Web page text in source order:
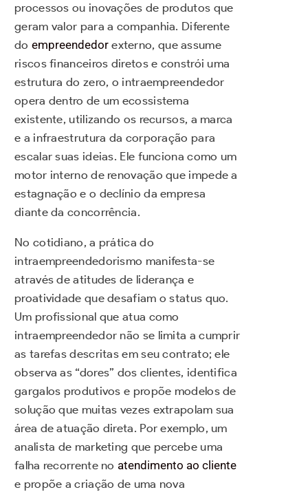
processos ou inovações de produtos que
geram valor para a companhia. Diferente
do empreendedorexterno, que assume
riscos financeiros diretos e constrói uma
estrutura do zero, o intraempreendedor
opera dentro de um ecossistema
existente, utilizando os recursos, a marca
e a infraestrutura da corporação para
escalar suas ideias. Ele funciona como um
motor interno de renovação que impede a
estagnação e o declínio da empresa
diante da concorrência.
No cotidiano, a prática do
intraempreendedorismo manifesta-se
através de atitudes de liderança e
proatividade que desafiam o status quo.
Um profissional que atua como
intraempreendedor não se limita a cumprir
as tarefas descritas em seu contrato; ele
observa as “dores” dos clientes, identifica
gargalos produtivos e propõe modelos de
solução que muitas vezes extrapolam sua
área de atuação direta. Por exemplo, um
analista de marketing que percebe uma
falha recorrente no atendimento ao cliente
e propõe a criação de uma nova